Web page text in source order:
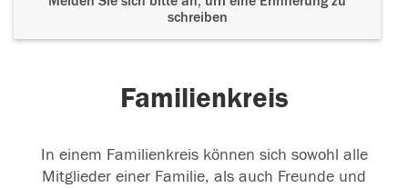
schreiben
Familienkreis
In einem Familienkreis können sich sowohl alle
Mitglieder einer Familie, als auch Freunde und